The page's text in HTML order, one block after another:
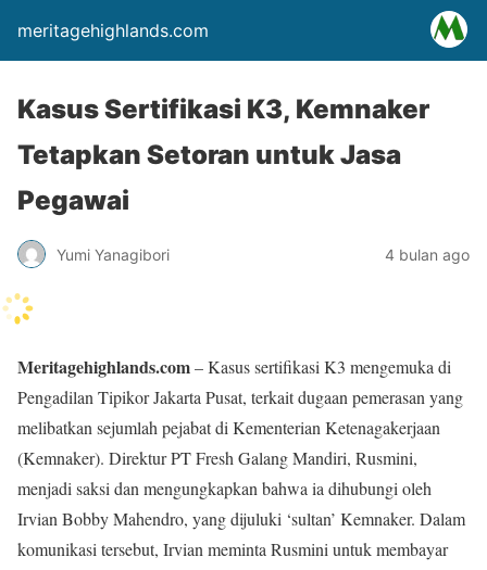
meritagehighlands.com
Kasus Sertifikasi K3, Kemnaker
Tetapkan Setoran untuk Jasa
Pegawai
Yumi Yanagibori 4 bulan ago
Meritagehighlands.com– Kasus sertifikasi K3 mengemuka di
Pengadilan Tipikor Jakarta Pusat, terkait dugaan pemerasan yang
melibatkan sejumlah pejabat di Kementerian Ketenagakerjaan
(Kemnaker). Direktur PT Fresh Galang Mandiri, Rusmini,
menjadi saksi dan mengungkapkan bahwa ia dihubungi oleh
Irvian Bobby Mahendro, yang dijuluki ‘sultan’ Kemnaker. Dalam
komunikasi tersebut, Irvian meminta Rusmini untuk membayar